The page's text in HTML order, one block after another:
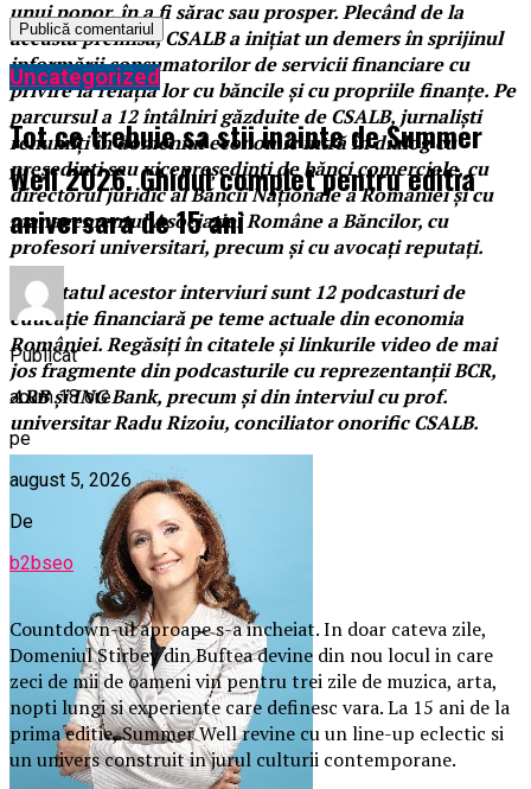
unui popor, în a fi sărac sau prosper. Plecând de la
această premisă, CSALB a inițiat un demers în sprijinul
informării consumatorilor de servicii financiare cu
privire la relația lor cu băncile și cu propriile finanțe. Pe
parcursul a 12 întâlniri găzduite de CSALB, jurnaliști
renumiți în domeniul economic intră în dialog cu
președinți sau vicepreședinți de bănci comerciale, cu
directorul juridic al Băncii Naționale a României și cu
managementul Asociației Române a Băncilor, cu
profesori universitari, precum și cu avocați reputați.
Rezultatul acestor interviuri sunt 12 podcasturi de
educație financiară pe teme actuale din economia
României. Regăsiți în citatele și linkurile video de mai
jos fragmente din podcasturile cu reprezentanții BCR,
ARB și ING Bank, precum și din interviul cu prof.
universitar Radu Rizoiu, conciliator onorific CSALB.
Uncategorized
Tot ce trebuie sa stii inainte de Summer
Well 2026. Ghidul complet pentru editia
aniversara de 15 ani
Publicat
acum 18 ore
pe
august 5, 2026
De
b2bseo
Countdown-ul aproape s-a incheiat. In doar cateva zile,
Domeniul Stirbey din Buftea devine din nou locul in care
zeci de mii de oameni vin pentru trei zile de muzica, arta,
nopti lungi si experiente care definesc vara. La 15 ani de la
prima editie, Summer Well revine cu un line-up eclectic si
un univers construit in jurul culturii contemporane.